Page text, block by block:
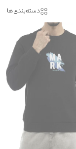
دسته‌بندی‌ها